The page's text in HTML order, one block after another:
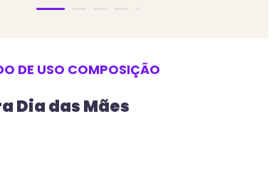
DE USO COMPOSIÇÃO
Dia das Mães